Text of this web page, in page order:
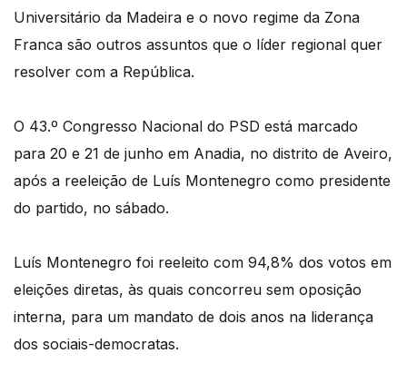
Universitário da Madeira e o novo regime da Zona
Franca são outros assuntos que o líder regional quer
resolver com a República.
O 43.º Congresso Nacional do PSD está marcado
para 20 e 21 de junho em Anadia, no distrito de Aveiro,
após a reeleição de Luís Montenegro como presidente
do partido, no sábado.
Luís Montenegro foi reeleito com 94,8% dos votos em
eleições diretas, às quais concorreu sem oposição
interna, para um mandato de dois anos na liderança
dos sociais-democratas.